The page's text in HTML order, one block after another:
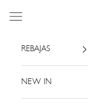
Menú
REBAJAS
NEW IN